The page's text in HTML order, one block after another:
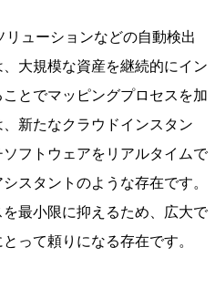
ューションなどの自動検出
大規模な資産を継続的にイン
とでマッピングプロセスを加
新たなクラウドインスタン
フトウェアをリアルタイムで
スタントのような存在です。
最小限に抑えるため、広大で
って頼りになる存在です。